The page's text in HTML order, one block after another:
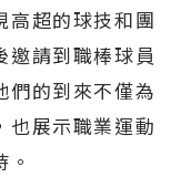
高超的球技和團
邀請到職棒球員
們的到來不僅為
也展示職業運動